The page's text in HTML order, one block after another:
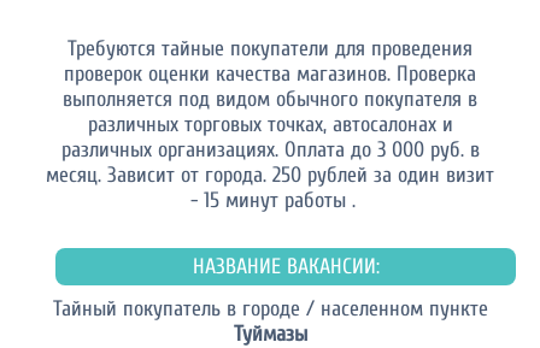
Требуются тайные покупатели для проведения
проверок оценки качества магазинов. Проверка
выполняется под видом обычного покупателя в
различных торговых точках, автосалонах и
различных организациях. Оплата до 3 000 руб. в
месяц. Зависит от города. 250 рублей за один визит
- 15 минут работы .
НАЗВАНИЕ ВАКАНСИИ:
Тайный покупатель в городе / населенном пункте
Туймазы